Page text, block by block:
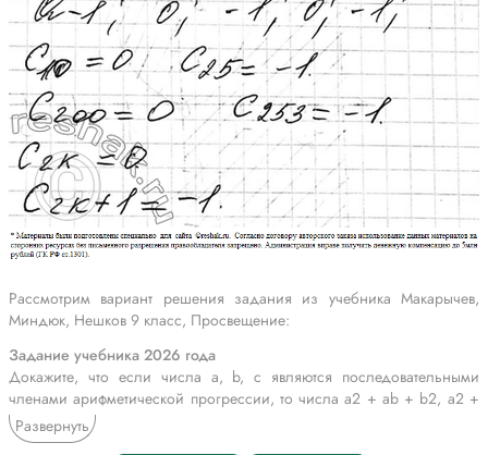
Рассмотрим вариант решения задания из учебника Макарычев,
Миндюк, Нешков 9 класс, Просвещение:
Задание учебника 2026 года
Докажите, что если числа а, b, с являются последовательными
членами арифметической прогрессии, то числа а2 + ab + b2, а2 +
ас + с2 и b2 + bс + с2 также являются последовательными членами
некоторой арифметической прогрессии.
Развернуть